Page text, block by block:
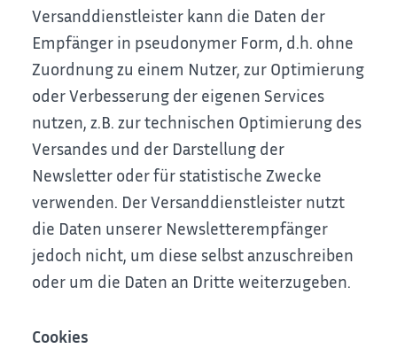
Versanddienstleister kann die Daten der
Empfänger in pseudonymer Form, d.h. ohne
Zuordnung zu einem Nutzer, zur Optimierung
oder Verbesserung der eigenen Services
nutzen, z.B. zur technischen Optimierung des
Versandes und der Darstellung der
Newsletter oder für statistische Zwecke
verwenden. Der Versanddienstleister nutzt
die Daten unserer Newsletterempfänger
jedoch nicht, um diese selbst anzuschreiben
oder um die Daten an Dritte weiterzugeben.
Cookies